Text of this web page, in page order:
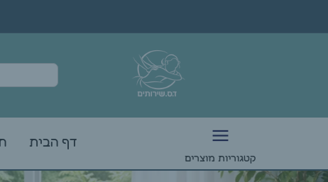
קטגוריות מוצרים
דף הבית